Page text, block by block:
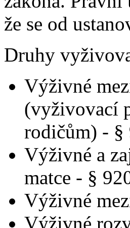
že se od
Druhy
Výživné
(vyživovací
rodičům) - §
Výživné a
matce - §
Výživné
Výživné